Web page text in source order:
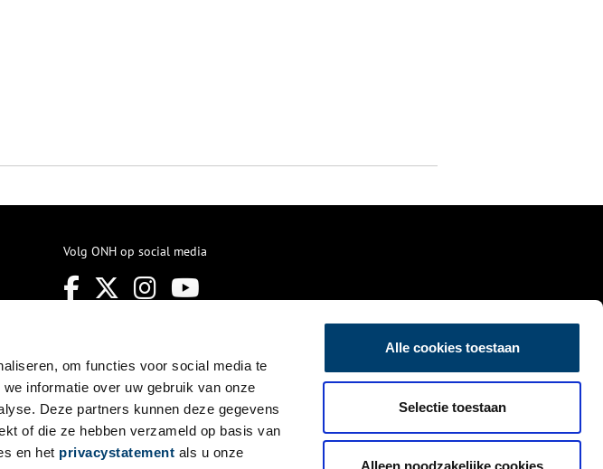
om functies voor social media te
informatie over uw gebruik van onze
Deze partners kunnen deze gegevens
of die ze hebben verzameld op basis van
en het privacystatement als u onze
Alle cookies toestaan
Selectie toestaan
Alleen noodzakelijke cookies
Volg ONH op social media